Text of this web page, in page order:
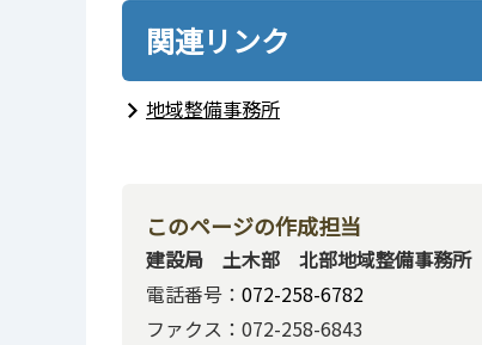
関連リンク
地域整備事務所
このページの作成担当
建設局 土木部 北部地域整備事務所
電話番号： 072-258-6782
ファクス：072-258-6843